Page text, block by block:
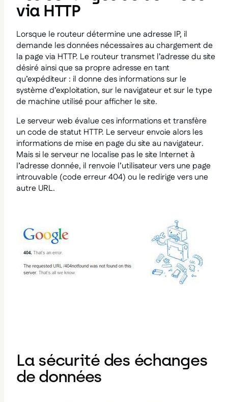
via HTTP
Lorsque le routeur détermine une adresse IP, il
demande les données nécessaires au chargement de
la page via HTTP. Le routeur transmet l’adresse du site
désiré ainsi que sa propre adresse en tant
qu’expéditeur : il donne des informations sur le
système d’exploitation, sur le navigateur et sur le type
de machine utilisé pour afficher le site.
Le serveur web évalue ces informations et transfère
un code de statut HTTP. Le serveur envoie alors les
informations de mise en page du site au navigateur.
Mais si le serveur ne localise pas le site Internet à
l’adresse donnée, il renvoie l’utilisateur vers une page
introuvable (code erreur 404) ou le redirige vers une
autre URL.
La sécurité des échanges
de données